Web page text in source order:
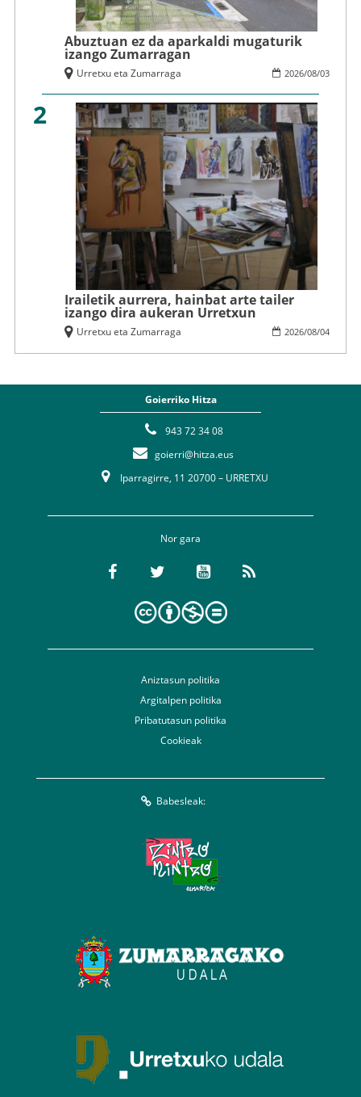
Abuztuan ez da aparkaldi mugaturik
izango Zumarragan
2026/08/03
Urretxu eta Zumarraga
2
Irailetik aurrera, hainbat arte tailer
izango dira aukeran Urretxun
2026/08/04
Urretxu eta Zumarraga
Goierriko Hitza
943 72 34 08
goierri@hitza.eus
Iparragirre, 11 20700 – URRETXU
Nor gara
Aniztasun politika
Argitalpen politika
Pribatutasun politika
Cookieak
Babesleak: